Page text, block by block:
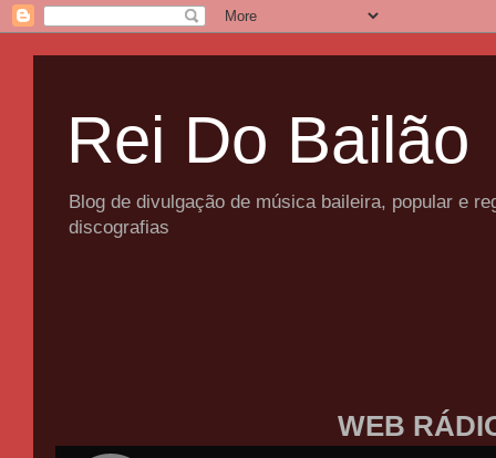
Rei Do Bailão
Blog de divulgação de música baileira, popular e
discografias
WEB